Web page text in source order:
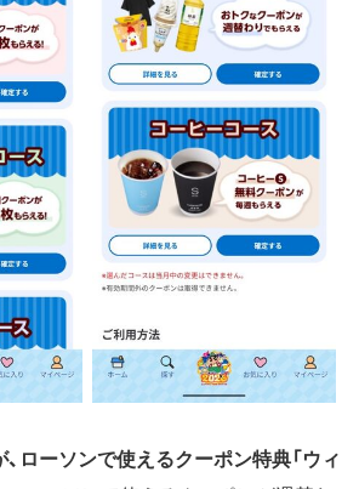
ローソンで使えるクーポン特典「ウィ